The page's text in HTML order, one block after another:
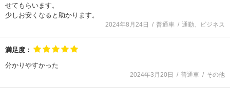
せてもらいます。
少しお安くなると助かります。
2024年8月24日 普通車 通勤、ビジネス
満足度：
分かりやすかった
2024年3月20日 普通車 その他